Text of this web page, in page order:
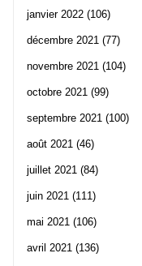
janvier 2022 (106)
décembre 2021 (77)
novembre 2021 (104)
octobre 2021 (99)
septembre 2021 (100)
août 2021 (46)
juillet 2021 (84)
juin 2021 (111)
mai 2021 (106)
avril 2021 (136)